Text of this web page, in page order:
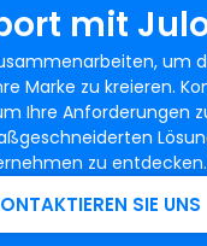
mit
um
Marke zu kreieren.
Ihre Anforderungen
zu entdecken.
SIE UNS